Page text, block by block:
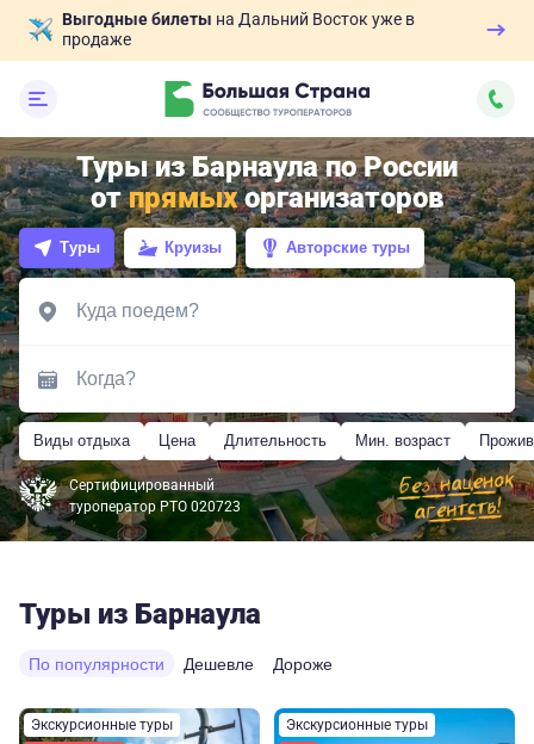
Выгодные билеты на Дальний Восток уже в
продаже
Туры из Барнаула по России
отпрямыхорганизаторов
Туры Круизы Авторские туры
Виды отдыха Цена Длительность Мин. возраст
Сертифицированный
туроператор РТО 020723
Туры из Барнаула
По популярности Дешевле Дороже
Экскурсионные туры
Экскурсионные туры